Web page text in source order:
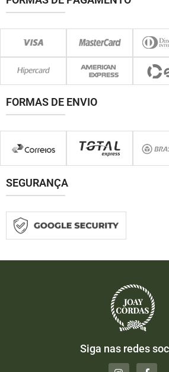
FORMAS DE ENVIO
SEGURANÇA
Siga nas redes